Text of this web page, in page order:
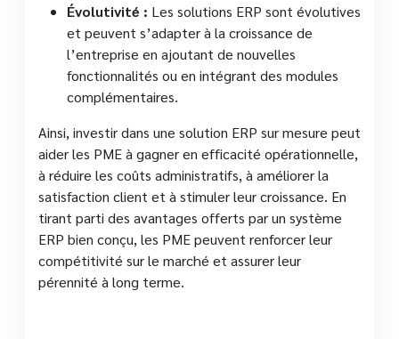
Évolutivité : Les solutions ERP sont évolutives
et peuvent s’adapter à la croissance de
l’entreprise en ajoutant de nouvelles
fonctionnalités ou en intégrant des modules
complémentaires.
Ainsi, investir dans une solution ERP sur mesure peut
aider les PME à gagner en efficacité opérationnelle,
à réduire les coûts administratifs, à améliorer la
satisfaction client et à stimuler leur croissance. En
tirant parti des avantages offerts par un système
ERP bien conçu, les PME peuvent renforcer leur
compétitivité sur le marché et assurer leur
pérennité à long terme.